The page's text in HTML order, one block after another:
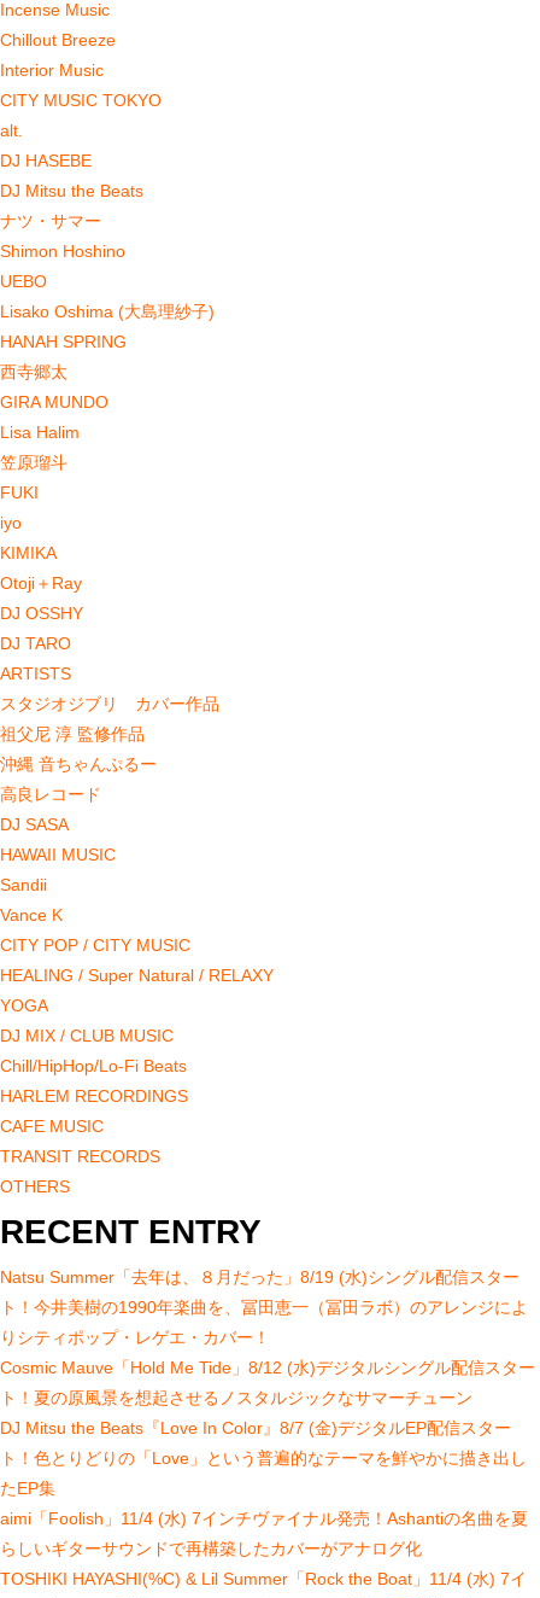
Incense Music
Chillout Breeze
Interior Music
CITY MUSIC TOKYO
alt.
DJ HASEBE
DJ Mitsu the Beats
ナツ・サマー
Shimon Hoshino
UEBO
Lisako Oshima (大島理紗子)
HANAH SPRING
西寺郷太
GIRA MUNDO
Lisa Halim
笠原瑠斗
FUKI
iyo
KIMIKA
Otoji＋Ray
DJ OSSHY
DJ TARO
ARTISTS
スタジオジブリ カバー作品
祖父尼 淳 監修作品
沖縄 音ちゃんぷるー
高良レコード
DJ SASA
HAWAII MUSIC
Sandii
Vance K
CITY POP / CITY MUSIC
HEALING / Super Natural / RELAXY
YOGA
DJ MIX / CLUB MUSIC
Chill/HipHop/Lo-Fi Beats
HARLEM RECORDINGS
CAFE MUSIC
TRANSIT RECORDS
OTHERS
RECENT ENTRY
Natsu Summer「去年は、８月だった」8/19 (水)シングル配信スター
ト！今井美樹の1990年楽曲を、冨田恵一（冨田ラボ）のアレンジによ
りシティポップ・レゲエ・カバー！
Cosmic Mauve「Hold Me Tide」8/12 (水)デジタルシングル配信スター
ト！夏の原風景を想起させるノスタルジックなサマーチューン
DJ Mitsu the Beats『Love In Color』8/7 (金)デジタルEP配信スター
ト！色とりどりの「Love」という普遍的なテーマを鮮やかに描き出し
たEP集
aimi「Foolish」11/4 (水) 7インチヴァイナル発売！Ashantiの名曲を夏
らしいギターサウンドで再構築したカバーがアナログ化
TOSHIKI HAYASHI(%C) & Lil Summer「Rock the Boat」11/4 (水) 7イ